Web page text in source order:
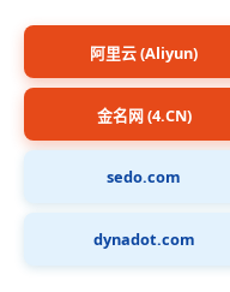
阿里云 (Aliyun)
金名网 (4.CN)
sedo.com
dynadot.com